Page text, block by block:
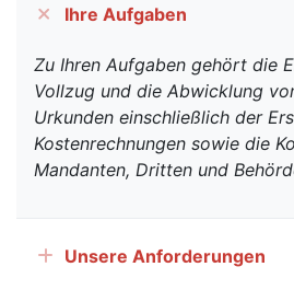
Ihre Aufgaben
Zu Ihren Aufgaben gehört die
Vollzug und die Abwicklung
Urkunden einschließlich der
Kostenrechnungen sowie die
Mandanten, Dritten und
Unsere Anforderungen